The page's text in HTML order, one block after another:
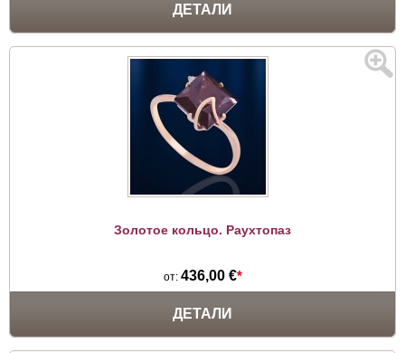
ДЕТАЛИ
Золотое кольцо. Раухтопаз
от: 436,00 €*
ДЕТАЛИ